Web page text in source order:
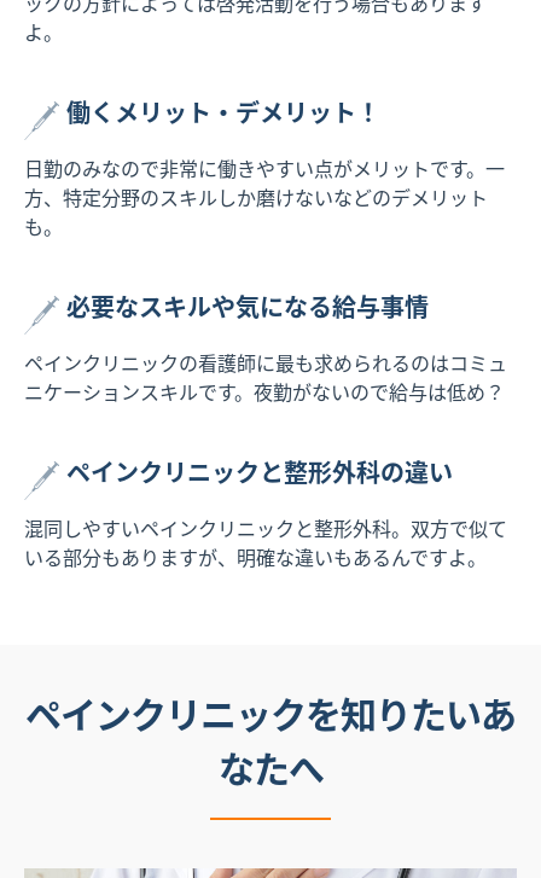
よ。
働くメリット・デメリット！
日勤のみなので非常に働きやすい点がメリットです。一
方、特定分野のスキルしか磨けないなどのデメリット
も。
必要なスキルや気になる給与事情
ペインクリニックの看護師に最も求められるのはコミュ
ニケーションスキルです。夜勤がないので給与は低め？
ペインクリニックと整形外科の違い
混同しやすいペインクリニックと整形外科。双方で似て
いる部分もありますが、明確な違いもあるんですよ。
ペインクリニックを知りたいあ
なたへ